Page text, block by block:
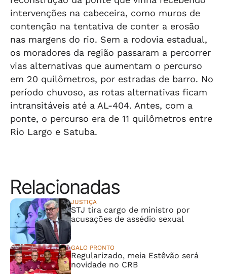
intervenções na cabeceira, como muros de
contenção na tentativa de conter a erosão
nas margens do rio. Sem a rodovia estadual,
os moradores da região passaram a percorrer
vias alternativas que aumentam o percurso
em 20 quilômetros, por estradas de barro. No
período chuvoso, as rotas alternativas ficam
intransitáveis até a AL-404. Antes, com a
ponte, o percurso era de 11 quilômetros entre
Rio Largo e Satuba.
Relacionadas
JUSTIÇA
STJ tira cargo de ministro por
acusações de assédio sexual
GALO PRONTO
Regularizado, meia Estêvão será
novidade no CRB